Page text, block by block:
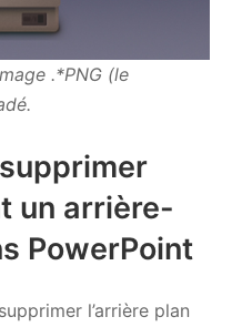
.*PNG (le
un arrière-
PowerPoint
l’arrière plan